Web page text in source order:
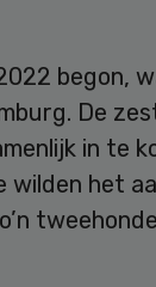
begon,
De
in te
wilden het